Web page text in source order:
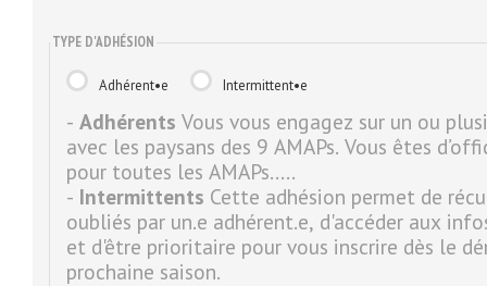
TYPE D'ADHÉSION
Adhérent•e Intermittent•e
- Adhérents Vous vous engagez sur un ou
avec les paysans des 9 AMAPs. Vous êtes
pour toutes les AMAPs.....
- Intermittents Cette adhésion permet de
oubliés par un.e adhérent.e, d'accéder aux
et d'être prioritaire pour vous inscrire dès le
prochaine saison.